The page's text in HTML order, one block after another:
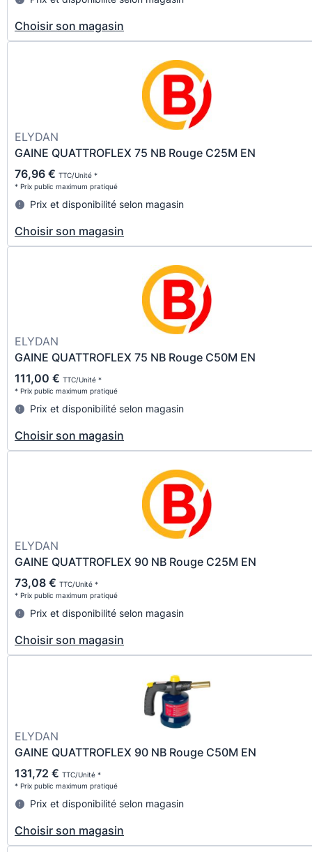
Choisir son magasin
ELYDAN
GAINE QUATTROFLEX 75 NB Rouge C25M EN
76,96 € TTC/Unité *
* Prix public maximum pratiqué
Prix et disponibilité selon magasin
Choisir son magasin
ELYDAN
GAINE QUATTROFLEX 75 NB Rouge C50M EN
111,00 € TTC/Unité *
* Prix public maximum pratiqué
Prix et disponibilité selon magasin
Choisir son magasin
ELYDAN
GAINE QUATTROFLEX 90 NB Rouge C25M EN
73,08 € TTC/Unité *
* Prix public maximum pratiqué
Prix et disponibilité selon magasin
Choisir son magasin
ELYDAN
GAINE QUATTROFLEX 90 NB Rouge C50M EN
131,72 € TTC/Unité *
* Prix public maximum pratiqué
Prix et disponibilité selon magasin
Choisir son magasin